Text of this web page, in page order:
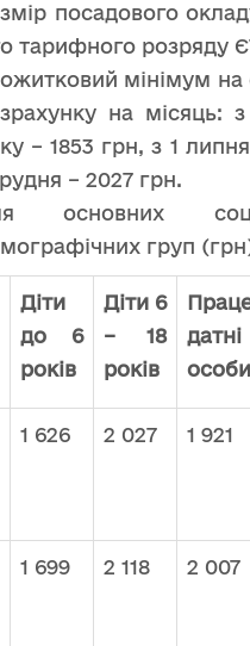
посадового
тарифного розряду
мінімум на
на місяць: з
– 1853 грн, з 1
– 2027 грн.
основних
груп
Діти
до 6
років
Діти 6
– 18
років
датні
особи
1 626 2 027 1 921
1 699 2 118 2 007